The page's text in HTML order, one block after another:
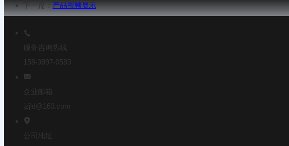
下一篇：产品视频展示
服务咨询热线
158-3897-0583
企业邮箱
jzjld@163.com
公司地址